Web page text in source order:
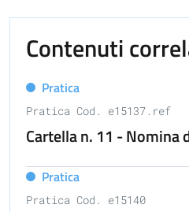
Contenuti
Pratica
Pratica Cod. e15137.ref
Cartella n. 11 - Nomina
Pratica
Pratica Cod. e15140